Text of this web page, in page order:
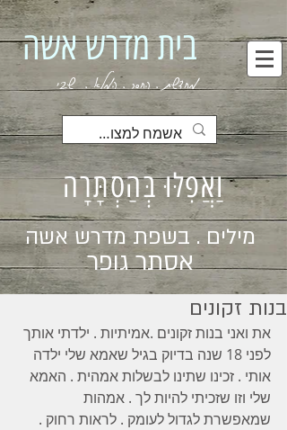
בית מדרש אשה
מחדשת . החסר . המלא . שבי
וַאֲפִלּוּ בְּהַסְתָּרָה
מילים . בשפת מדרש אשה
אסתר גופר
בנות זקונים
את ואני בנות זקונים .אמיתיות . ילדתי אותך
לפני 18 שנה בדיוק בגיל שאמא שלי ילדה
אותי . זכינו שתינו לבשלות אמהית . האמא
שלי וזו שזכיתי להיות לך . אמהות
שמאפשרת לגדול לעומק . לראות רחוק .